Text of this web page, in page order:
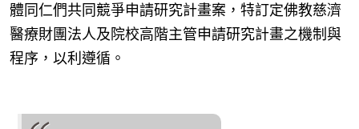
體同仁們共同競爭申請研究計畫案，特訂定佛教慈濟
醫療財團法人及院校高階主管申請研究計畫之機制與
程序，以利遵循。